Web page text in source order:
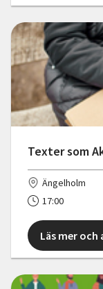
Texter som
Ängelholm
17:00
Läs mer och